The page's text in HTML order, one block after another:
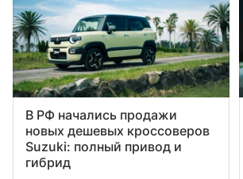
В РФ начались продажи
новых дешевых кроссоверов
Suzuki: полный привод и
гибрид